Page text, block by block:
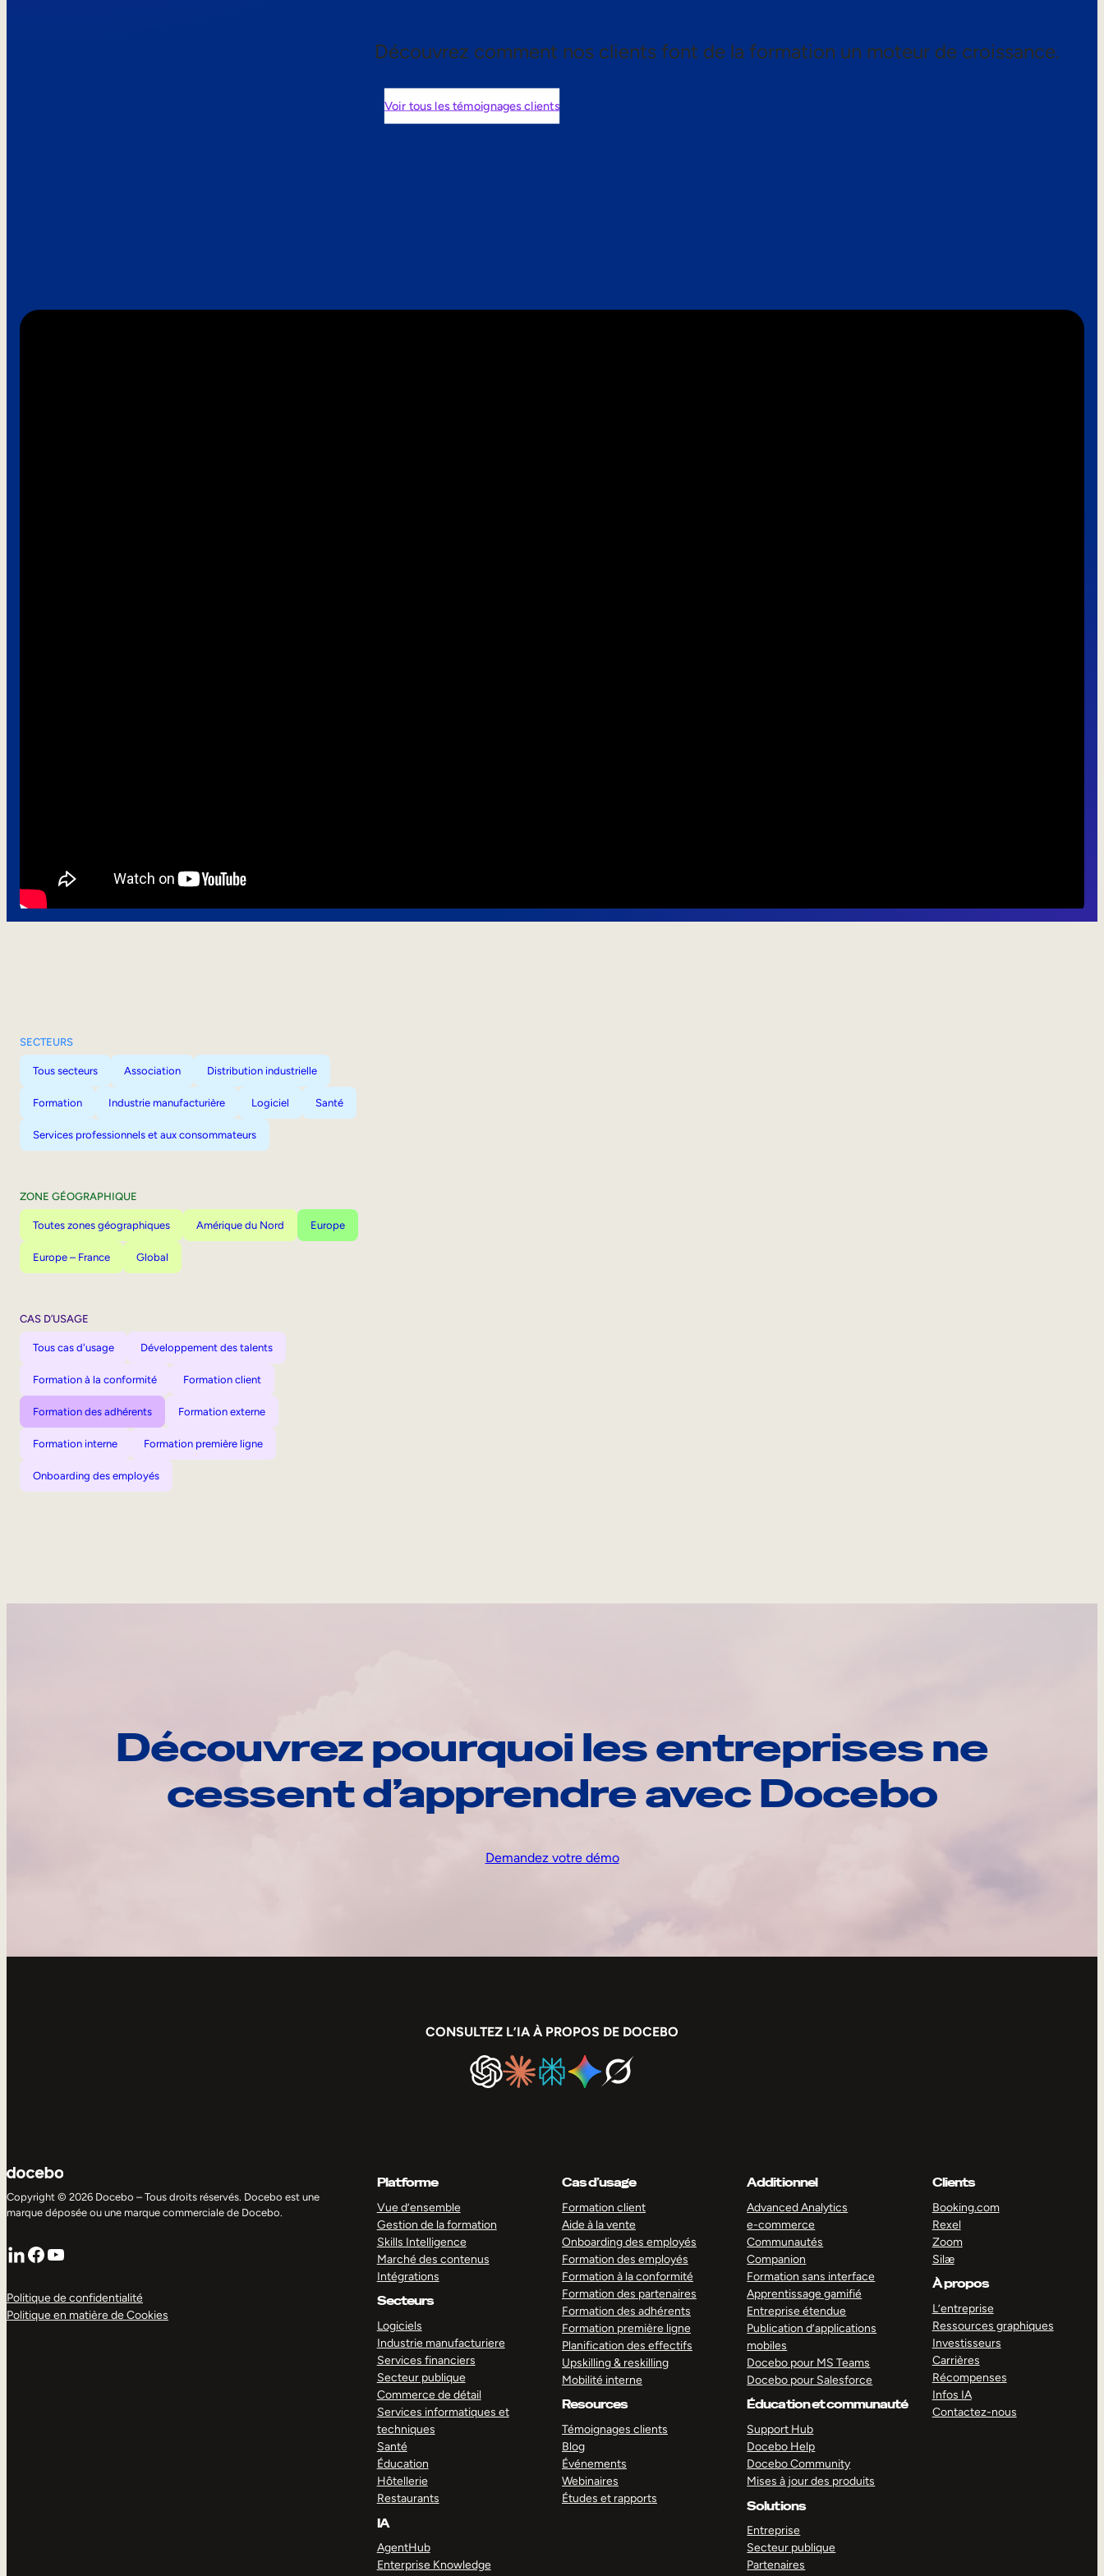
Découvrez comment nos clients font de la formation un moteur de croissance.
Voir tous les témoignages clients
SECTEURS
Tous secteurs Association Distribution industrielle
Formation Industrie manufacturière Logiciel Santé
Services professionnels et aux consommateurs
ZONE GÉOGRAPHIQUE
Toutes zones géographiques Amérique du Nord Europe
Europe – France Global
CAS D’USAGE
Tous cas d'usage Développement des talents
Formation à la conformité Formation client
Formation des adhérents Formation externe
Formation interne Formation première ligne
Onboarding des employés
Découvrez pourquoi les entreprises ne
cessent d’apprendre avec Docebo
Demandez votre démo
CONSULTEZ L’IA À PROPOS DE DOCEBO
Copyright © 2026 Docebo – Tous droits réservés. Docebo est une
marque déposée ou une marque commerciale de Docebo.
LinkedIn
Facebook
YouTube
Politique de confidentialité
Politique en matière de Cookies
Platforme
Vue d’ensemble
Gestion de la formation
Skills Intelligence
Marché des contenus
Intégrations
Secteurs
Logiciels
Industrie manufacturiere
Services financiers
Secteur publique
Commerce de détail
Services informatiques et
techniques
Santé
Éducation
Hôtellerie
Restaurants
IA
AgentHub
Enterprise Knowledge
Cas d’usage
Formation client
Aide à la vente
Onboarding des employés
Formation des employés
Formation à la conformité
Formation des partenaires
Formation des adhérents
Formation première ligne
Planification des effectifs
Upskilling & reskilling
Mobilité interne
Resources
Témoignages clients
Blog
Événements
Webinaires
Études et rapports
Additionnel
Advanced Analytics
e-commerce
Communautés
Companion
Formation sans interface
Apprentissage gamifié
Entreprise étendue
Publication d’applications
mobiles
Docebo pour MS Teams
Docebo pour Salesforce
Éducation et communauté
Support Hub
Docebo Help
Docebo Community
Mises à jour des produits
Solutions
Entreprise
Secteur publique
Partenaires
Clients
Booking.com
Rexel
Zoom
Silæ
À propos
L’entreprise
Ressources graphiques
Investisseurs
Carrières
Récompenses
Infos IA
Contactez-nous